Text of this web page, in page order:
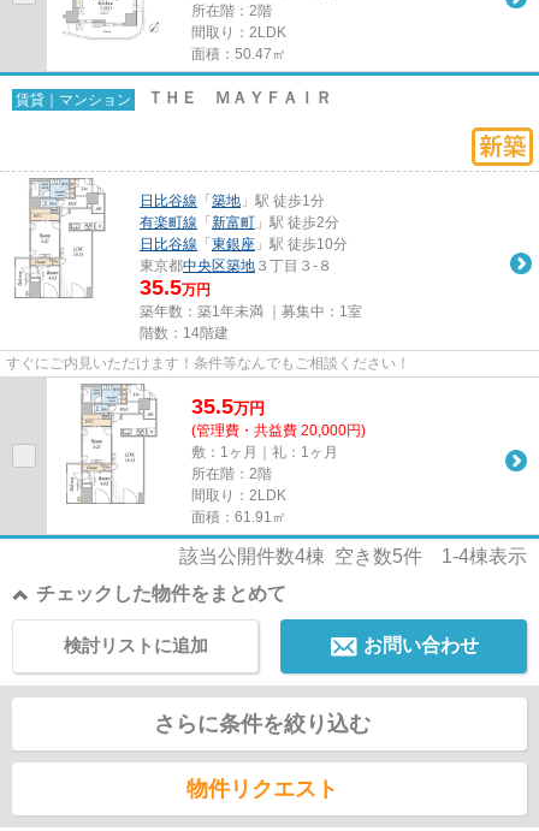
所在階：2階
間取り：2LDK
面積：50.47㎡
賃貸｜マンション ＴＨＥ ＭＡＹＦＡＩＲ
日比谷線 「 築地 」駅 徒歩1分
有楽町線 「 新富町 」駅 徒歩2分
日比谷線 「 東銀座 」駅 徒歩10分
東京都中央区築地 ３丁目３-８
35.5万円
築年数：築1年未満 ｜募集中： 1室
階数：14階建
すぐにご内見いただけます！条件等なんでもご相談ください！
35.5万円
(管理費・共益費 20,000円)
敷：1ヶ月｜礼：1ヶ月
所在階：2階
間取り：2LDK
面積：61.91㎡
該当公開件数4棟 空き数5件 1-4棟表示
チェックした物件をまとめて
お問い合わせ
検討リストに追加
さらに条件を絞り込む
物件リクエスト